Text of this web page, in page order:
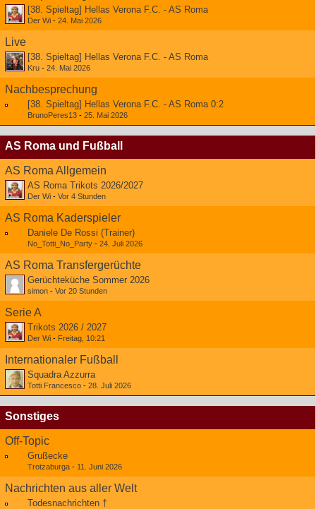
[38. Spieltag] Hellas Verona F.C. - AS Roma
Der Wi - 24. Mai 2026
Live
[38. Spieltag] Hellas Verona F.C. - AS Roma
Kru - 24. Mai 2026
Nachbesprechung
[38. Spieltag] Hellas Verona F.C. - AS Roma 0:2
BrunoPeres13 - 25. Mai 2026
AS Roma und Fußball
AS Roma Allgemein
AS Roma Trikots 2026/2027
Der Wi - Vor 4 Stunden
AS Roma Kaderspieler
Daniele De Rossi (Trainer)
No_Totti_No_Party - 24. Juli 2026
AS Roma Transfergerüchte
Gerüchteküche Sommer 2026
simon - Vor 20 Stunden
Serie A
Trikots 2026 / 2027
Der Wi - Freitag, 10:21
Internationaler Fußball
Squadra Azzurra
Totti Francesco - 28. Juli 2026
Sonstiges
Off-Topic
Grußecke
Trotzaburga - 11. Juni 2026
Nachrichten aus aller Welt
Todesnachrichten †